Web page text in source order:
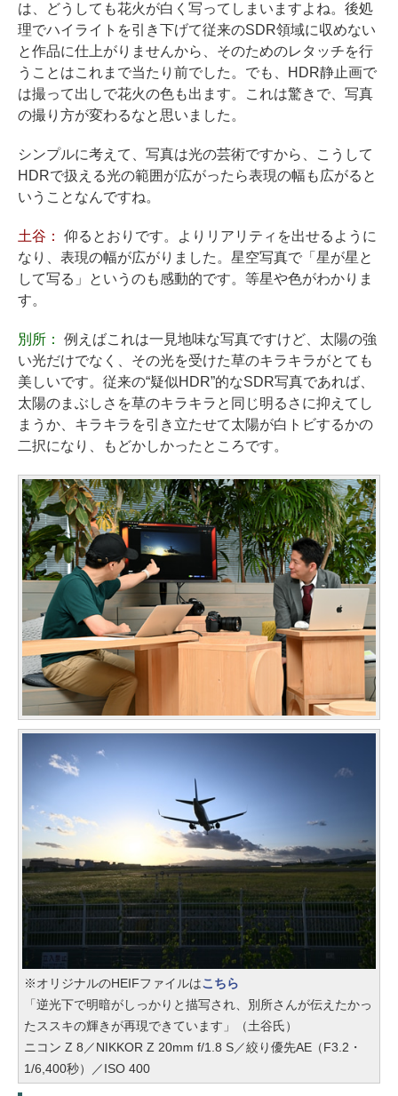
は、どうしても花火が白く写ってしまいますよね。後処
理でハイライトを引き下げて従来のSDR領域に収めない
と作品に仕上がりませんから、そのためのレタッチを行
うことはこれまで当たり前でした。でも、HDR静止画で
は撮って出しで花火の色も出ます。これは驚きで、写真
の撮り方が変わるなと思いました。
シンプルに考えて、写真は光の芸術ですから、こうして
HDRで扱える光の範囲が広がったら表現の幅も広がると
いうことなんですね。
土谷： 仰るとおりです。よりリアリティを出せるように
なり、表現の幅が広がりました。星空写真で「星が星と
して写る」というのも感動的です。等星や色がわかりま
す。
別所： 例えばこれは一見地味な写真ですけど、太陽の強
い光だけでなく、その光を受けた草のキラキラがとても
美しいです。従来の“疑似HDR”的なSDR写真であれば、
太陽のまぶしさを草のキラキラと同じ明るさに抑えてし
まうか、キラキラを引き立たせて太陽が白トビするかの
二択になり、もどかしかったところです。
※オリジナルのHEIFファイルはこちら
「逆光下で明暗がしっかりと描写され、別所さんが伝えたかっ
たススキの輝きが再現できています」（土谷氏）
ニコン Z 8／NIKKOR Z 20mm f/1.8 S／絞り優先AE（F3.2・
1/6,400秒）／ISO 400